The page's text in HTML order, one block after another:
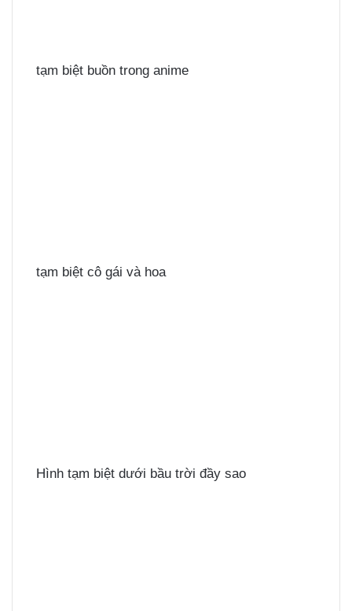
tạm biệt buồn trong anime
tạm biệt cô gái và hoa
Hình tạm biệt dưới bầu trời đầy sao